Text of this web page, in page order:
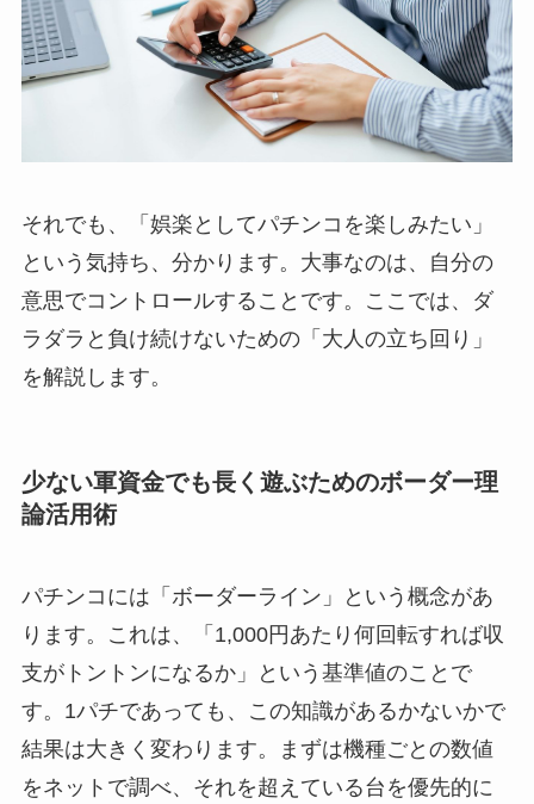
それでも、「娯楽としてパチンコを楽しみたい」
という気持ち、分かります。大事なのは、自分の
意思でコントロールすることです。ここでは、ダ
ラダラと負け続けないための「大人の立ち回り」
を解説します。
少ない軍資金でも長く遊ぶためのボーダー理
論活用術
パチンコには「ボーダーライン」という概念があ
ります。これは、「1,000円あたり何回転すれば収
支がトントンになるか」という基準値のことで
す。1パチであっても、この知識があるかないかで
結果は大きく変わります。まずは機種ごとの数値
をネットで調べ、それを超えている台を優先的に